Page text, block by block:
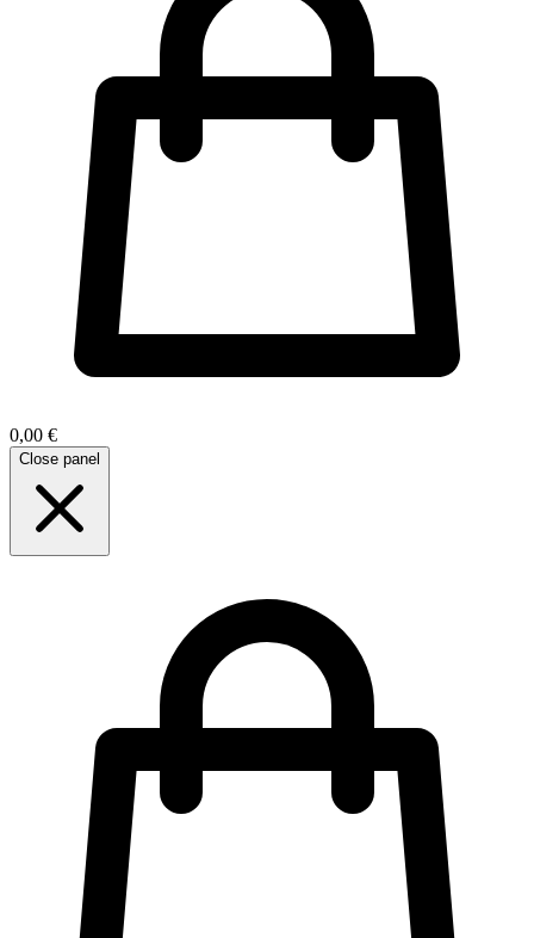
0,00 €
Close panel